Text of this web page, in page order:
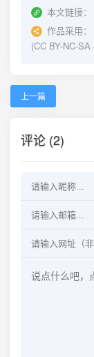
本文链接：
作品采用：
(CC BY-NC-SA
上一篇
评论 (2)